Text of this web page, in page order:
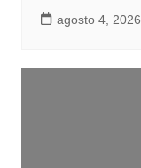
agosto 4, 2026